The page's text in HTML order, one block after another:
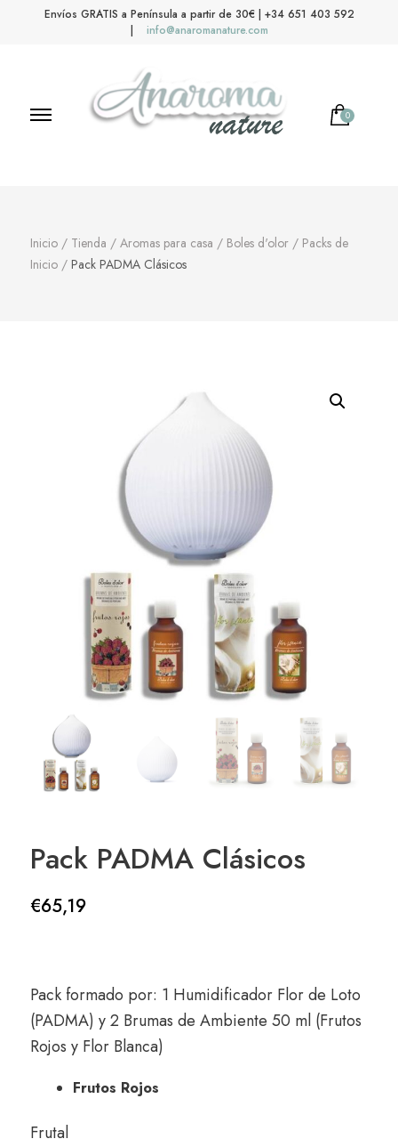
Envíos GRATIS a Península a partir de 30€ | +34 651 403 592
|
info@anaromanature.com
0
Inicio / Tienda / Aromas para casa / Boles d'olor / Packs de
Inicio / Pack PADMA Clásicos
Pack PADMA Clásicos
€65,19
Pack formado por: 1 Humidificador Flor de Loto
(PADMA) y 2 Brumas de Ambiente 50 ml (Frutos
Rojos y Flor Blanca)
Frutos Rojos
Frutal